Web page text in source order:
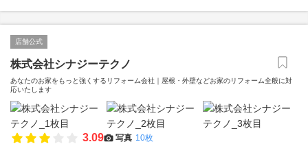
店舗公式
株式会社シナジーテクノ
あなたのお家をもっと強くするリフォーム会社｜屋根・外壁などお家のリフォーム全般に対
応いたします
3.09 写真 10枚